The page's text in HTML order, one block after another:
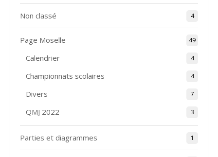
Non classé 4
Page Moselle 49
Calendrier 4
Championnats scolaires 4
Divers 7
QMJ 2022 3
Parties et diagrammes 1